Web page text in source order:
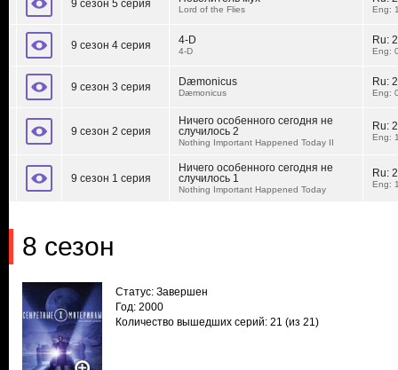
9 сезон 5 серия Lord of the Flies Eng:
9 сезон 4 серия 4-D
4-D
Ru:
Eng:
9 сезон 3 серия Dæmonicus
Dæmonicus
Ru:
Eng:
9 сезон 2 серия
Ничего особенного сегодня не
случилось 2
Nothing Important Happened Today II
Ru:
Eng:
9 сезон 1 серия
Ничего особенного сегодня не
случилось 1
Nothing Important Happened Today
Ru:
Eng:
8 сезон
Статус: Завершен
Год: 2000
Количество вышедших серий: 21 (из 21)